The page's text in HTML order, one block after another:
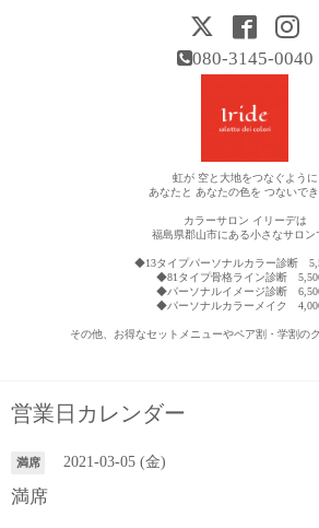
080-3145-0040
虹が 空と大地をつなぐように
あなたと あなたの色を つないで
カラーサロン イリーデは
福島県郡山市にある小さなサロン
◆13タイプパーソナルカラー診断
◆81タイプ骨格ライン診断
◆パーソナルイメージ診断
◆パーソナルカラーメイク
その他、お得なセットメニューやペア割・学割の
営業日カレンダー
満席 2021-03-05 (金)
満席